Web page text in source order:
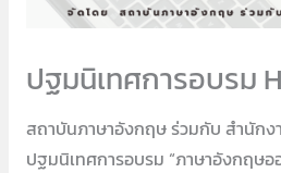
ปฐมนิเทศการอบรม
สถาบันภาษาอังกฤษ ร่วมกับ สำนัก
ปฐมนิเทศการอบรม “ภาษาอังกฤษอ